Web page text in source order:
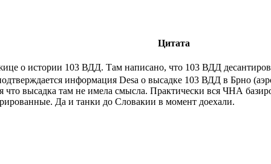
Цитата
о истории 103 ВДД. Там написано, что 103 ВДД
информация Desa о высадке 103 ВДД в Брно
что высадка там не имела смысла. Практически вся ЧНА
Да и танки до Словакии в момент доехали.